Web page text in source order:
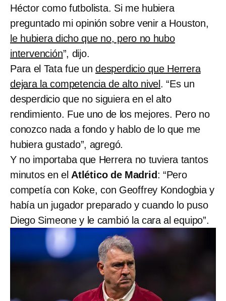
Héctor como futbolista. Si me hubiera
preguntado mi opinión sobre venir a Houston,
le hubiera dicho que no, pero no hubo
intervención”, dijo.
Para el Tata fue undesperdicio que Herrera
dejara la competencia de alto nivel . “Es un
desperdicio que no siguiera en el alto
rendimiento. Fue uno de los mejores. Pero no
conozco nada a fondo y hablo de lo que me
hubiera gustado”, agregó.
Y no importaba que Herrera no tuviera tantos
minutos en el Atlético de Madrid : “Pero
competía con Koke, con Geoffrey Kondogbia y
había un jugador preparado y cuando lo puso
Diego Simeone y le cambió la cara al equipo”.